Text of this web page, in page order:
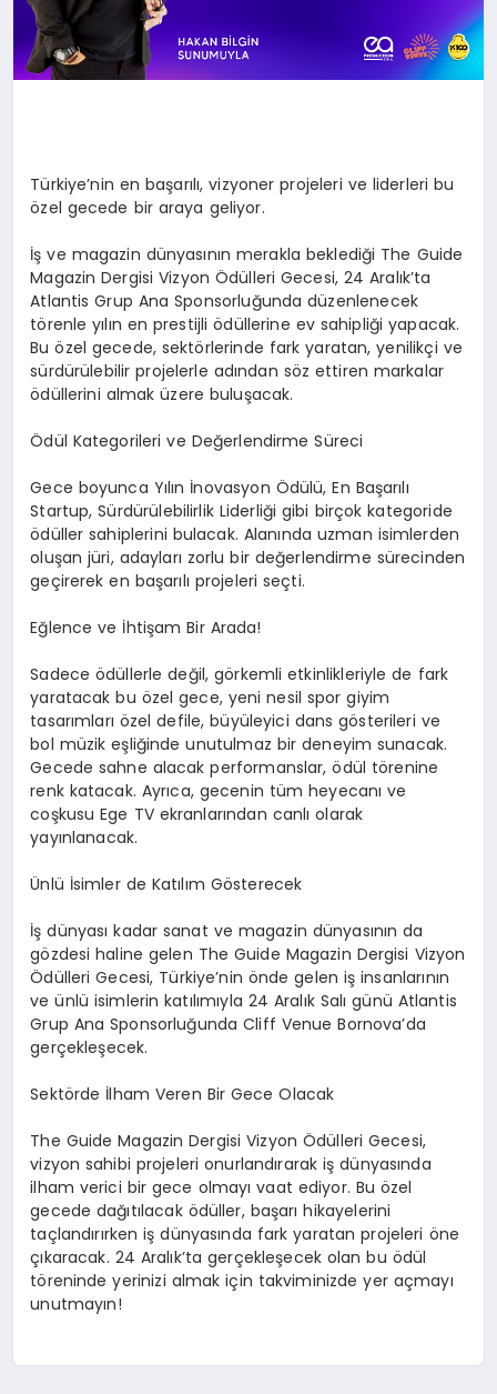
Türkiye’nin en başarılı, vizyoner projeleri ve liderleri bu
özel gecede bir araya geliyor.
İş ve magazin dünyasının merakla beklediği The Guide
Magazin Dergisi Vizyon Ödülleri Gecesi, 24 Aralık’ta
Atlantis Grup Ana Sponsorluğunda düzenlenecek
törenle yılın en prestijli ödüllerine ev sahipliği yapacak.
Bu özel gecede, sektörlerinde fark yaratan, yenilikçi ve
sürdürülebilir projelerle adından söz ettiren markalar
ödüllerini almak üzere buluşacak.
Ödül Kategorileri ve Değerlendirme Süreci
Gece boyunca Yılın İnovasyon Ödülü, En Başarılı
Startup, Sürdürülebilirlik Liderliği gibi birçok kategoride
ödüller sahiplerini bulacak. Alanında uzman isimlerden
oluşan jüri, adayları zorlu bir değerlendirme sürecinden
geçirerek en başarılı projeleri seçti.
Eğlence ve İhtişam Bir Arada!
Sadece ödüllerle değil, görkemli etkinlikleriyle de fark
yaratacak bu özel gece, yeni nesil spor giyim
tasarımları özel defile, büyüleyici dans gösterileri ve
bol müzik eşliğinde unutulmaz bir deneyim sunacak.
Gecede sahne alacak performanslar, ödül törenine
renk katacak. Ayrıca, gecenin tüm heyecanı ve
coşkusu Ege TV ekranlarından canlı olarak
yayınlanacak.
Ünlü İsimler de Katılım Gösterecek
İş dünyası kadar sanat ve magazin dünyasının da
gözdesi haline gelen The Guide Magazin Dergisi Vizyon
Ödülleri Gecesi, Türkiye’nin önde gelen iş insanlarının
ve ünlü isimlerin katılımıyla 24 Aralık Salı günü Atlantis
Grup Ana Sponsorluğunda Cliff Venue Bornova’da
gerçekleşecek.
Sektörde İlham Veren Bir Gece Olacak
The Guide Magazin Dergisi Vizyon Ödülleri Gecesi,
vizyon sahibi projeleri onurlandırarak iş dünyasında
ilham verici bir gece olmayı vaat ediyor. Bu özel
gecede dağıtılacak ödüller, başarı hikayelerini
taçlandırırken iş dünyasında fark yaratan projeleri öne
çıkaracak. 24 Aralık’ta gerçekleşecek olan bu ödül
töreninde yerinizi almak için takviminizde yer açmayı
unutmayın!